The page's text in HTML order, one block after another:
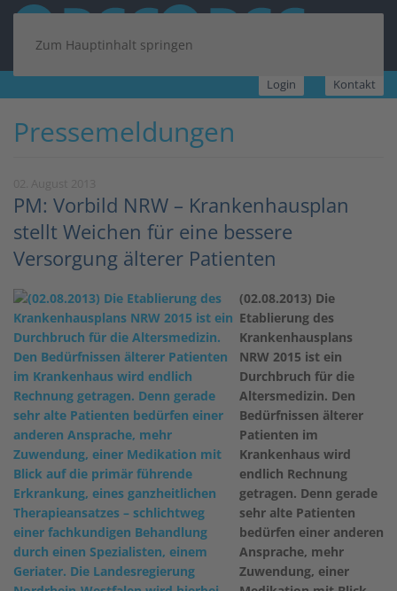
Zum Hauptinhalt springen
Login Kontakt
Pressemeldungen
PM: Vorbild NRW – Krankenhausplan
stellt Weichen für eine bessere
Versorgung älterer Patienten
(02.08.2013) Die
Etablierung des
Krankenhausplans
NRW 2015 ist ein
Durchbruch für die
Altersmedizin. Den
Bedürfnissen älterer
Patienten im
Krankenhaus wird
endlich Rechnung
getragen. Denn gerade
sehr alte Patienten
bedürfen einer anderen
Ansprache, mehr
Zuwendung, einer